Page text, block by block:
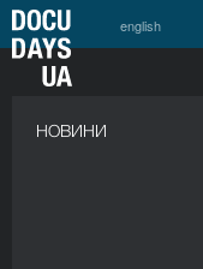
english
НОВИНИ